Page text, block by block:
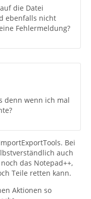
die Datei
ebenfalls nicht
Fehlermeldung?
denn wenn ich mal
Bei
auch
das Notepad++,
Teile retten kann.
Aktionen so